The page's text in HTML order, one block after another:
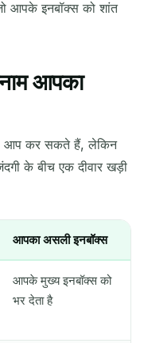
आपके इनबॉक्स को शांत
आपका
आप कर सकते हैं, लेकिन
के बीच एक दीवार खड़ी
आपका असली इनबॉक्स
आपके मुख्य इनबॉक्स को
भर देता है